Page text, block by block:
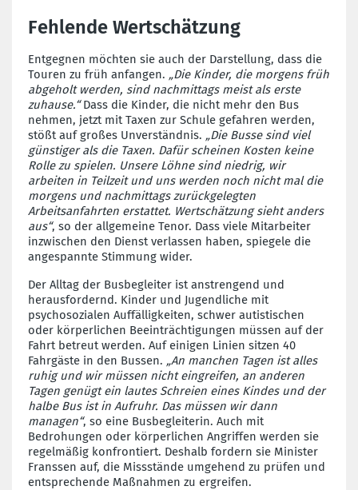
Fehlende Wertschätzung
Entgegnen möchten sie auch der Darstellung, dass die
Touren zu früh anfangen. „Die Kinder, die morgens früh
abgeholt werden, sind nachmittags meist als erste
zuhause.“Dass die Kinder, die nicht mehr den Bus
nehmen, jetzt mit Taxen zur Schule gefahren werden,
stößt auf großes Unverständnis. „Die Busse sind viel
günstiger als die Taxen. Dafür scheinen Kosten keine
Rolle zu spielen. Unsere Löhne sind niedrig, wir
arbeiten in Teilzeit und uns werden noch nicht mal die
morgens und nachmittags zurückgelegten
Arbeitsanfahrten erstattet. Wertschätzung sieht anders
aus“, so der allgemeine Tenor. Dass viele Mitarbeiter
inzwischen den Dienst verlassen haben, spiegele die
angespannte Stimmung wider.
Der Alltag der Busbegleiter ist anstrengend und
herausfordernd. Kinder und Jugendliche mit
psychosozialen Auffälligkeiten, schwer autistischen
oder körperlichen Beeinträchtigungen müssen auf der
Fahrt betreut werden. Auf einigen Linien sitzen 40
Fahrgäste in den Bussen. „An manchen Tagen ist alles
ruhig und wir müssen nicht eingreifen, an anderen
Tagen genügt ein lautes Schreien eines Kindes und der
halbe Bus ist in Aufruhr. Das müssen wir dann
managen“, so eine Busbegleiterin. Auch mit
Bedrohungen oder körperlichen Angriffen werden sie
regelmäßig konfrontiert. Deshalb fordern sie Minister
Franssen auf, die Missstände umgehend zu prüfen und
entsprechende Maßnahmen zu ergreifen.